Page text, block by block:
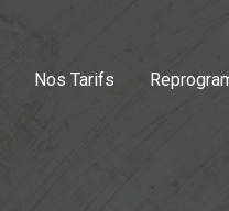
Nos Tarifs